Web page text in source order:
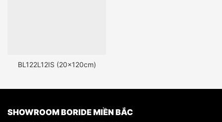
BL122L12IS (20x120cm)
SHOWROOM BORIDE MIỀN BẮC